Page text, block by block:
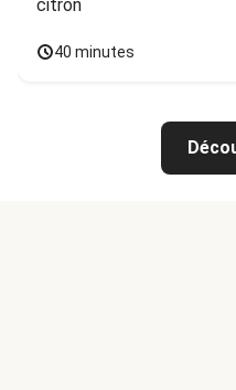
citron
40 minutes